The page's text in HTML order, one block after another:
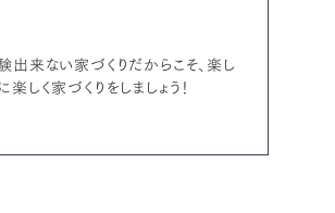
来ない家づくりだからこそ、楽し
く家づくりをしましょう！